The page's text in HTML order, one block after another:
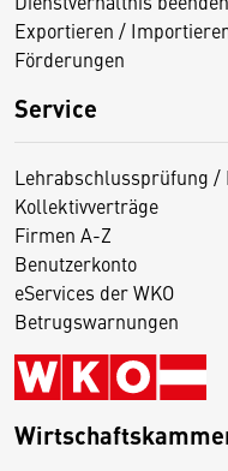
Exportieren /
Förderungen
Service
Lehrabschlussprüfung /
Kollektivverträge
Firmen A-Z
Benutzerkonto
eServices der WKO
Betrugswarnungen